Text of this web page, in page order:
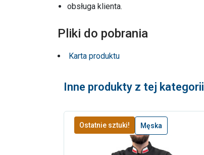
obsługa klienta.
Pliki do pobrania
Karta produktu
Inne produkty z tej kategorii
Ostatnie sztuki! Męska